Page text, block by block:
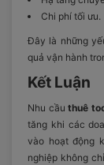
Chi phí tối ưu.
Đây là những
quả vận hành
Kết Luận
Nhu cầuthuê
tăng khi các
vào hoạt động
nghiệp không